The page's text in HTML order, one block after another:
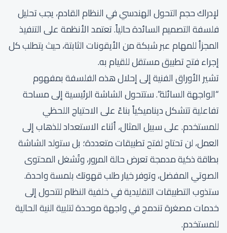
لإدراك حجم التحول الهندسي في النظام القادم، يجب تحليل
فلسفة التصميم السائدة حالياً. تعتمد الأنظمة على التنفيذ
المجزأ للمهام عبر شبكة من الأيقونات الثابتة، حيث يتطلب كل
إجراء فتح تطبيق مستقل للقيام به.
تشير الأوراق الفنية إلى إحلال هذه الفلسفة بمفهوم
“الواجهة السائلة”. ستتحول الشاشة الرئيسية إلى مساحة
تفاعلية تتشكل ديناميكياً بناءً على الاحتياج اللحظي
للمستخدم. على سبيل المثال، أثناء الاستعداد للذهاب إلى
العمل، لن تحتاج لفتح تطبيقات متعددة؛ بل ستولد الشاشة
بطاقة ذكية مدمجة تعرض حالة المرور، وتُشغل المحتوى
الصوتي المفضل، وتوفر خيار طلب قهوتك بلمسة واحدة.
ستذوب التطبيقات التقليدية في خلفية النظام لتتحول إلى
خدمات مصغرة تندمج في واجهة موحدة لتلبية النية الحالية
للمستخدم.